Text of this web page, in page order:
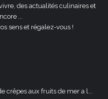
des actualités culinaires et
...
sens et régalez-vous !
crêpes aux fruits de mer a l...